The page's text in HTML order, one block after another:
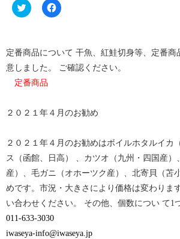
ク
リ
Twitter
共
有
(新
ウ
ィ
ウ
で
開
き
ま
す)
Facebook
で
に
ク
て
く
い
(新
し
い
ウ
ィ
ン
ウ
で
ま
定番商品について 干魚、紅鮭切身等、定番商
意しました。 ご確認ください。
定番商品
２０２１年４月のお勧め
２０２１年４月のお勧めはボイルホタルイカ
ス（函館、日高） 、カツオ（九州・四国産）
産）、毛ガニ（オホーツク産）、北寄貝（苫
めです。市況・大きさにより価格は変わりま
い合わせください。 その他、個数につい て1
011-633-3030
iwaseya-info@iwaseya.jp